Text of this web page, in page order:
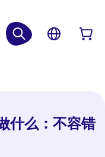
什么：不容错